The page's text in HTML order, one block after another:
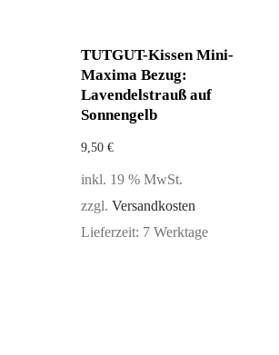
TUTGUT-Kissen Mini-
Maxima Bezug:
Lavendelstrauß auf
Sonnengelb
9,50 €
inkl. 19 % MwSt.
zzgl. Versandkosten
Lieferzeit: 7 Werktage